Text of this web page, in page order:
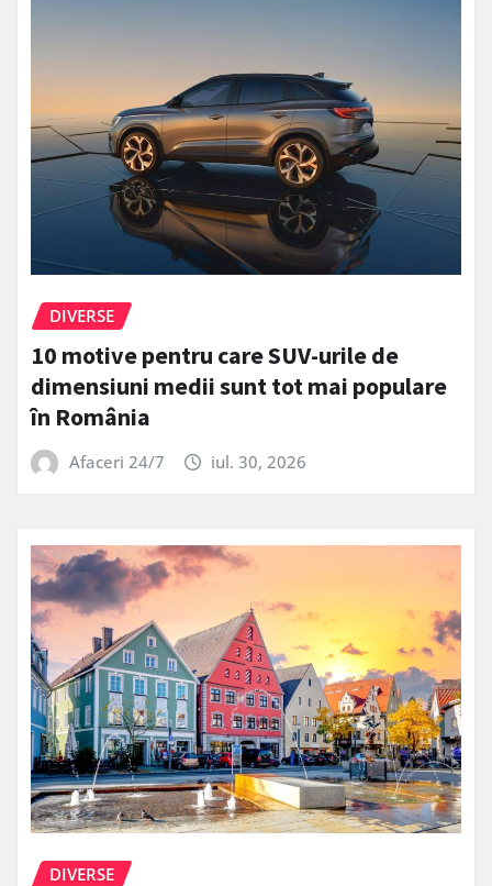
DIVERSE
10 motive pentru care SUV-urile de
dimensiuni medii sunt tot mai populare
în România
Afaceri 24/7 iul. 30, 2026
DIVERSE